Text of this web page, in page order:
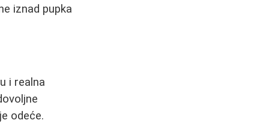
iznad pupka
i realna
odeće.